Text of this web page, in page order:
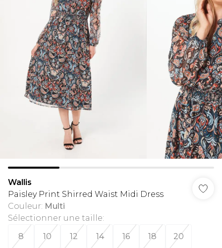
Wallis
Paisley Print Shirred Waist Midi Dress
Couleur: Multi
Sélectionner une taille:
8
10 12 14 16 18 20